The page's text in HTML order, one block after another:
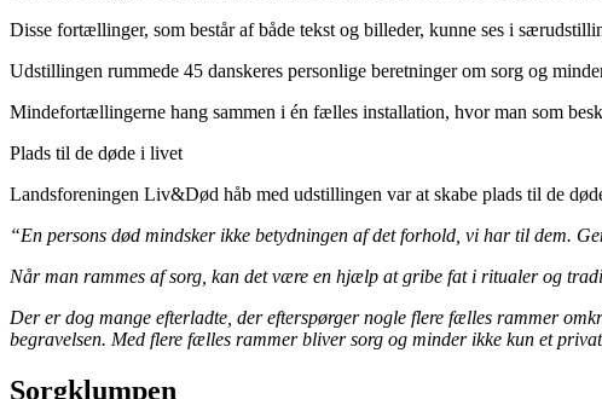
Disse fortællinger, som består af både tekst og billeder, kunne ses i
Udstillingen rummede 45 danskeres personlige beretninger om sorg og
Mindefortællingerne hang sammen i én fælles installation, hvor man som
Plads til de døde i livet
Landsforeningen Liv&Død håb med udstillingen var at skabe plads til de
“En persons død mindsker ikke betydningen af det forhold, vi har til dem.
Når man rammes af sorg, kan det være en hjælp at gribe fat i ritualer og
Der er dog mange efterladte, der efterspørger nogle flere fælles rammer
begravelsen. Med flere fælles rammer bliver sorg og minder ikke kun et
Sorgklumpen